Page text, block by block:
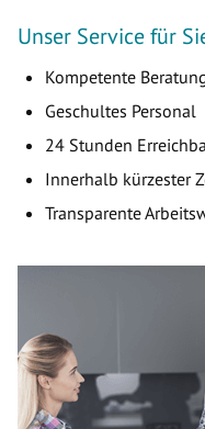
Unser Service für
Kompetente
Geschultes Personal
24 Stunden
Innerhalb kürzester
Transparente